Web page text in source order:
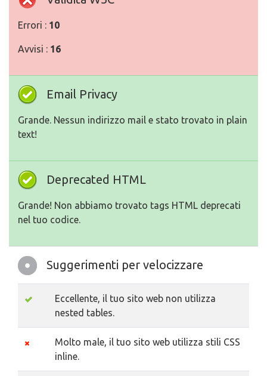
Errori : 10
Avvisi : 16
Email Privacy
Grande. Nessun indirizzo mail e stato trovato in plain
text!
Deprecated HTML
Grande! Non abbiamo trovato tags HTML deprecati
nel tuo codice.
Suggerimenti per velocizzare
Eccellente, il tuo sito web non utilizza
nested tables.
Molto male, il tuo sito web utilizza stili CSS
inline.